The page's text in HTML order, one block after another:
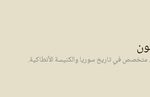
في تاريخ سوريا والكنيسة الأنطاكية.